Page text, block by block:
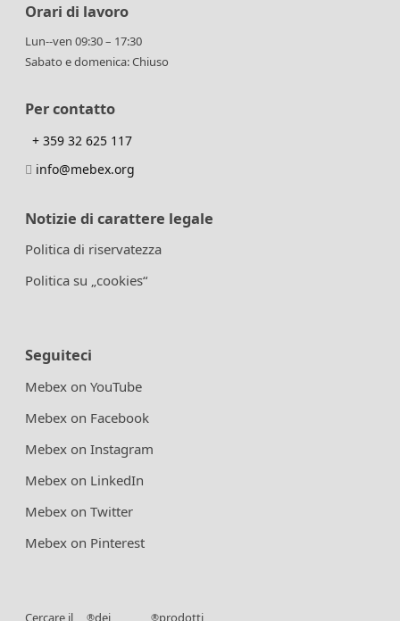
Orari di lavoro
Lun--ven 09:30 – 17:30
Sabato e domenica: Chiuso
Per contatto
+ 359 32 625 117
info@mebex.org
Notizie di carattere legale
Politica di riservatezza
Politica su „cookies“
Seguiteci
Mebex on YouTube
Mebex on Facebook
Mebex on Instagram
Mebex on LinkedIn
Mebex on Twitter
Mebex on Pinterest
Cercare il ®dei ®prodotti